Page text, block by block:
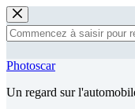
Passer
au
contenu
Aucun
Photoscar
Un regard sur